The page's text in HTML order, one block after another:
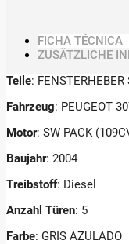
FICHA TÉCNICA
ZUSÄTZLICHE
Teile:
Fahrzeug: PEUGEOT
Motor: SW PACK
Baujahr: 2004
Treibstoff: Diesel
Anzahl Türen: 5
Farbe: GRIS AZULADO